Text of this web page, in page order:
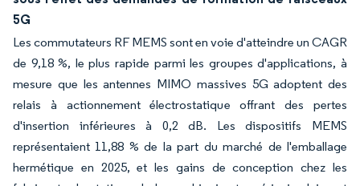
5G
Les commutateurs RF MEMS sont en voie d'atteindre un CAGR
de 9,18 %, le plus rapide parmi les groupes d'applications, à
mesure que les antennes MIMO massives 5G adoptent des
relais à actionnement électrostatique offrant des pertes
d'insertion inférieures à 0,2 dB. Les dispositifs MEMS
représentaient 11,88 % de la part du marché de l'emballage
hermétique en 2025, et les gains de conception chez les